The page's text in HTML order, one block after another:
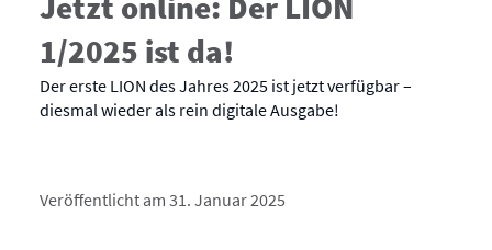
1/2025 ist da!
Der erste LION des Jahres 2025 ist jetzt verfügbar –
diesmal wieder als rein digitale Ausgabe!
Veröffentlicht am 31. Januar 2025